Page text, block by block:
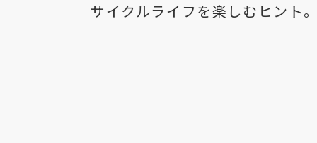
サイクルライフを楽しむヒント。